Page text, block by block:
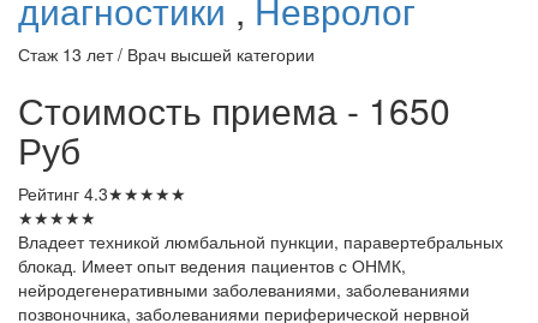
Стаж 13 лет / Врач высшей категории
Стоимость приема - 1650
Руб
Рейтинг 4.3★★★★★
★★★★★
Владеет техникой люмбальной пункции, паравертебральных
блокад. Имеет опыт ведения пациентов с ОНМК,
нейродегенеративными заболеваниями, заболеваниями
позвоночника, заболеваниями периферической нервной